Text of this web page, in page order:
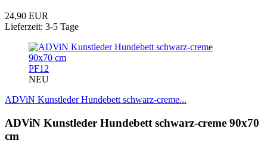
24,90 EUR
Lieferzeit: 3-5 Tage
PF12
NEU
ADViN Kunstleder Hundebett schwarz-creme...
ADViN Kunstleder Hundebett schwarz-creme 90x70
cm